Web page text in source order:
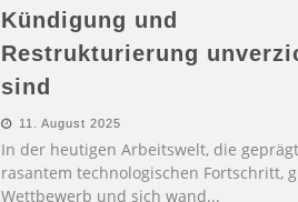
Kündigung und
Restrukturierung
sind
11. August 2025
In der heutigen Arbeitswelt, die
rasantem technologischen Fortschritt,
Wettbewerb und sich wand...